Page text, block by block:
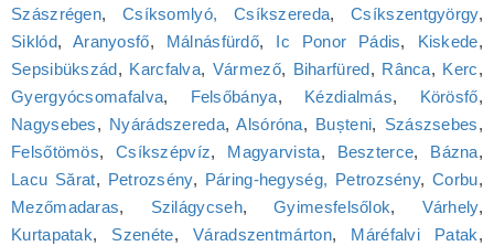
Szászrégen, Csíksomlyó, Csíkszereda,Csíkszentgyörgy,
Siklód, Aranyosfő, Málnásfürdő, Ic Ponor Pádis, Kiskede,
Sepsibükszád, Karcfalva, Vármező, Biharfüred, Rânca, Kerc,
Gyergyócsomafalva, Felsőbánya, Kézdialmás, Körösfő,
Nagysebes, Nyárádszereda,Alsóróna, Bușteni, Szászsebes,
Felsőtömös, Csíkszépvíz, Magyarvista, Beszterce, Bázna,
Lacu Sărat, Petrozsény, Páring-hegység, Petrozsény,Corbu,
Mezőmadaras, Szilágycseh,Gyimesfelsőlok, Várhely,
Kurtapatak, Szenéte,Váradszentmárton, Máréfalvi Patak,